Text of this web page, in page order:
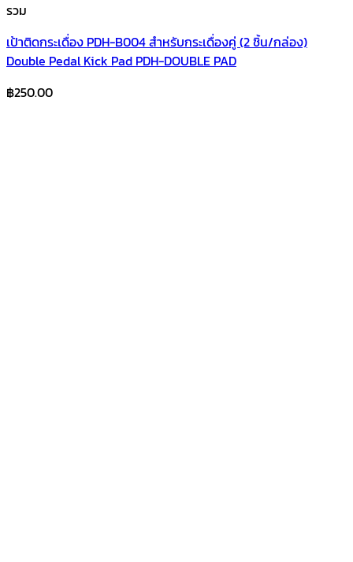
รวม
เป้าติดกระเดื่อง PDH-B004 สำหรับกระเดื่องคู่ (2 ชิ้น/กล่อง)
Double Pedal Kick Pad PDH-DOUBLE PAD
฿250.00